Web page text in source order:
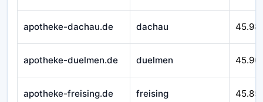
apotheke-dachau.de dachau
apotheke-duelmen.de duelmen
apotheke-freising.de freising